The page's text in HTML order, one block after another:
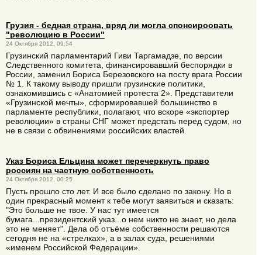
Грузия - бедная страна, вряд ли могла спонсироовать
"революцию в России"
24 Октября 2012, 09:54
Грузинский парламентарий Гиви Таргамадзе, по версии
Следственного комитета, финансировавший беспорядки в
России, заменил Бориса Березовского на посту врага России
№ 1. К такому выводу пришли грузинские политики,
ознакомившись с «Анатомией протеста 2». Представители
«Грузинской мечты», сформировавшей большинство в
парламенте республики, полагают, что вскоре «экспортер
революции» в страны СНГ может предстать перед судом, но
не в связи с обвинениями российских властей.
Указ Бориса Ельцина может перечеркнуть право
россиян на частную собственность
24 Октября 2012, 00:25
Пусть прошло сто лет. И все было сделано по закону. Но в
один прекрасный момент к тебе могут заявиться и сказать:
"Это больше не твое. У нас тут имеется
бумага...президентский указ...о нем никто не знает, но дела
это не меняет". Дела об отъёме собственности решаются
сегодня не на «стрелках», а в залах суда, решениями
«именем Российской Федерации».